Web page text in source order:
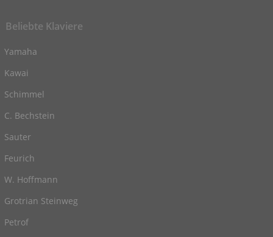
Beliebte Klaviere
Yamaha
Kawai
Schimmel
C. Bechstein
Sauter
Feurich
W. Hoffmann
Grotrian Steinweg
Petrof